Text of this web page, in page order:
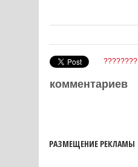
????????
комментариев
РАЗМЕЩЕНИЕ РЕКЛАМЫ